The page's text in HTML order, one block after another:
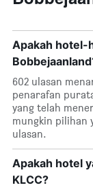
Apakah hotel-
602 ulasan
penarafan
yang telah
mungkin pilihan
ulasan.
Apakah hotel
KLCC?